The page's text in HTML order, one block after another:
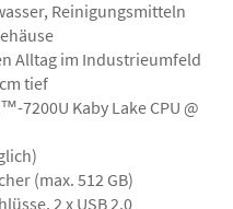
Reinigungsmitteln
Alltag im Industrieumfeld
tief
7200U Kaby Lake CPU @
(max. 512 GB)
2 x USB 2.0